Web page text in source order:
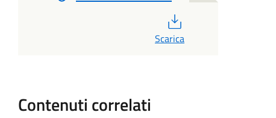
Scarica
Contenuti correlati